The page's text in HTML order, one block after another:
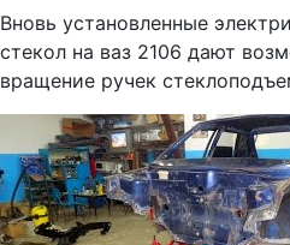
Вновь установленные
стекол на ваз 2106 дают
вращение ручек